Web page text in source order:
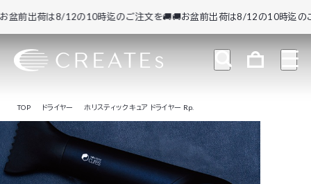
出荷は8/12の10時迄のご注文を🚚🚚お盆前出荷は8/12の10時迄のご注
TOP ドライヤー ホリスティックキュア ドライヤー Rp.